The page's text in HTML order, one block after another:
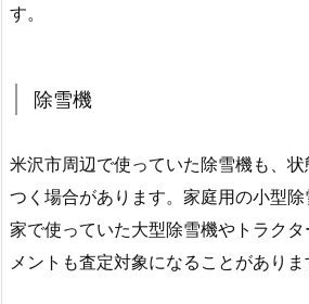
す。
除雪機
米沢市周辺で使っていた除雪機も、
つく場合があります。家庭用の小型
家で使っていた大型除雪機やトラク
メントも査定対象になることがありま